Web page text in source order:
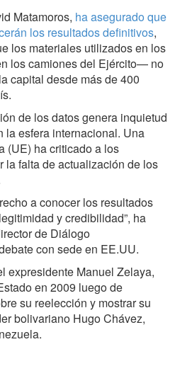
Matamoros, ha asegurado que
los resultados definitivos,
los materiales utilizados en los
los camiones del Ejército— no
capital desde más de 400
de los datos genera inquietud
la esfera internacional. Una
(UE) ha criticado a los
la falta de actualización de los
a conocer los resultados
y credibilidad”, ha
de Diálogo
con sede en EE.UU.
expresidente Manuel Zelaya,
en 2009 luego de
su reelección y mostrar su
bolivariano Hugo Chávez,